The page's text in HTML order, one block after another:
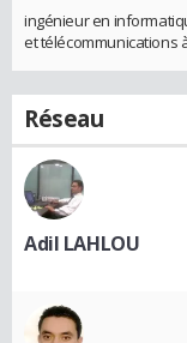
ingénieur en
et télécommunications
Réseau
Adil LAHLOU